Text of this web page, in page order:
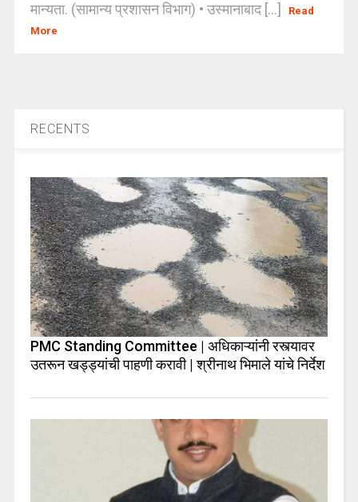
मान्यता. (सामान्य प्रशासन विभाग) • उस्मानाबाद [...]
Read
More
RECENTS
PMC Standing Committee | अधिकाऱ्यांनी रस्त्यावर
उतरून खड्ड्यांची पाहणी करावी | श्रीनाथ भिमाले यांचे निर्देश